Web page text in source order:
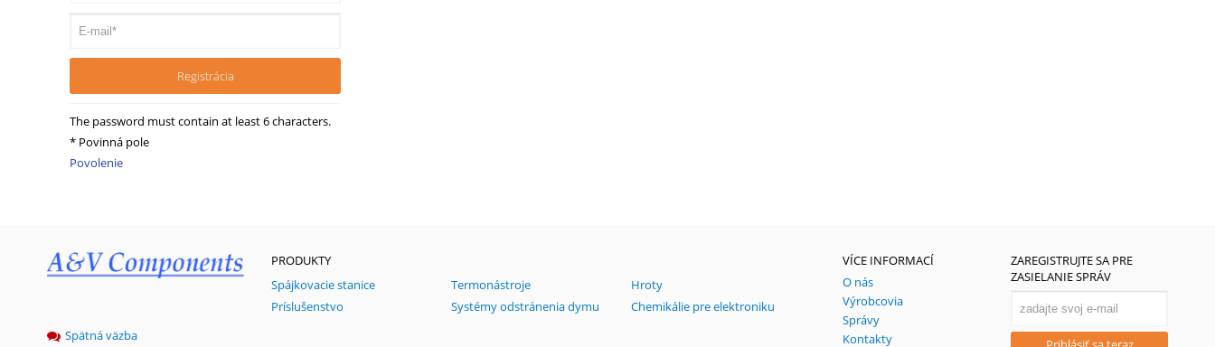
The password must contain at least 6 characters.
* Povinná pole
Povolenie
Spätná väzba
PRODUKTY
Spájkovacie stanice
Termonástroje
Hroty
Príslušenstvo
Systémy odstránenia dymu Chemikálie pre elektroniku
VÍCE INFORMACÍ
О nás
Výrobcovia
Správy
Kontakty
ZAREGISTRUJTE SA PRE
ZASIELANIE SPRÁV